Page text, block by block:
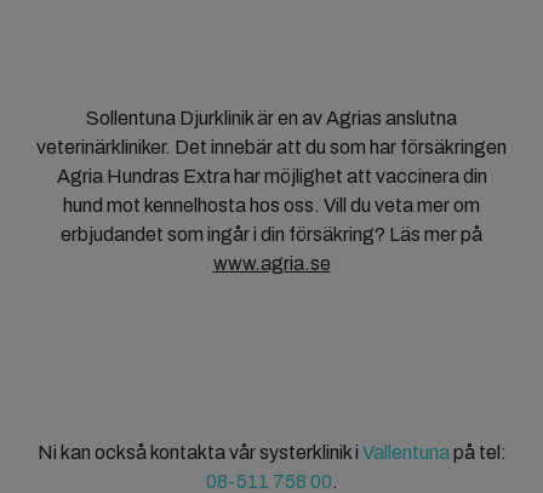
Sollentuna Djurklinik är en av Agrias anslutna
veterinärkliniker. Det innebär att du som har försäkringen
Agria Hundras Extra har möjlighet att vaccinera din
hund mot kennelhosta hos oss. Vill du veta mer om
erbjudandet som ingår i din försäkring? Läs mer på
www.agria.se
Ni kan också kontakta vår systerklinik i Vallentunapå tel:
08-511 758 00.